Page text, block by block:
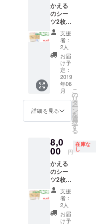
かえる
のシー
ツ2枚
セット
【ご縁
＆夢】
＆お礼
のメッ
セージ
支援
者：
2人
お届
け予
定：
2019
年06
月
詳細を見る
こ
の
リ
タ
ー
ン
を
選
択
す
る
8,0
00 円
在庫な
し
かえる
のシー
ツ2枚
セット
【ご縁
＆花咲
く】＆
お礼の
支援
者：
2人
お届
け予